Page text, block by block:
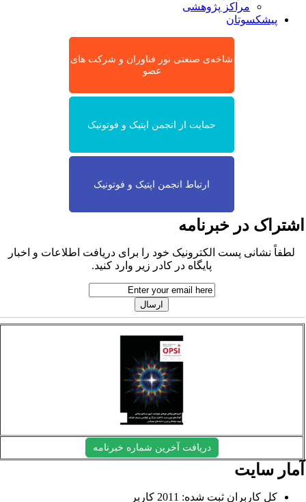
مراکز پژوهشی
پیشکسوتان
شاخه‌ی صنعتی نور فناوران و شرکت های
عضو
حمایت از انجمن اپتیک و فوتونیک
ارتباط انجمن اپتیک و فوتونیک
در خبرنامه
لطفاً نشانی پست الکترونیک خود را برای دریافت اطلاعات و اخبار
پایگاه در کادر زیر وارد کنید.
دریافت آخرین شماره خبرنامه
سایت
کل کاربران ثبت شده: 2011 کاربر